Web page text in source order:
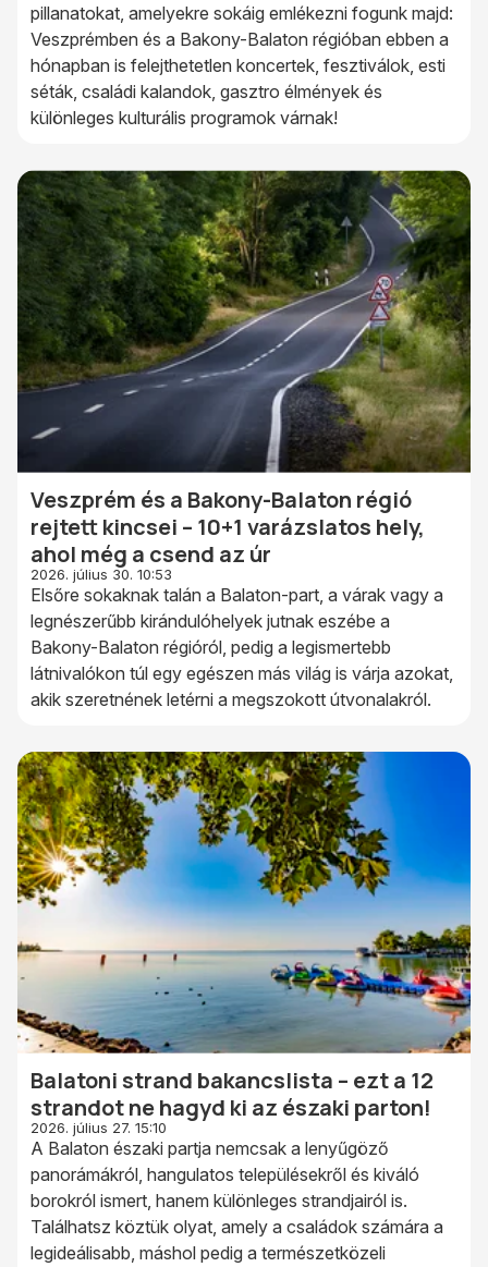
pillanatokat, amelyekre sokáig emlékezni fogunk majd:
Veszprémben és a Bakony-Balaton régióban ebben a
hónapban is felejthetetlen koncertek, fesztiválok, esti
séták, családi kalandok, gasztro élmények és
különleges kulturális programok várnak!
Veszprém és a Bakony-Balaton régió
rejtett kincsei – 10+1 varázslatos hely,
ahol még a csend az úr
2026. július 30. 10:53
Elsőre sokaknak talán a Balaton-part, a várak vagy a
legnészerűbb kirándulóhelyek jutnak eszébe a
Bakony-Balaton régióról, pedig a legismertebb
látnivalókon túl egy egészen más világ is várja azokat,
akik szeretnének letérni a megszokott útvonalakról.
Balatoni strand bakancslista – ezt a 12
strandot ne hagyd ki az északi parton!
2026. július 27. 15:10
A Balaton északi partja nemcsak a lenyűgöző
panorámákról, hangulatos településekről és kiváló
borokról ismert, hanem különleges strandjairól is.
Találhatsz köztük olyat, amely a családok számára a
legideálisabb, máshol pedig a természetközeli